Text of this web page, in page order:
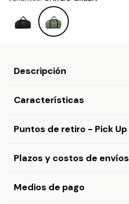
Descripción
Características
Puntos de retiro - Pick Up
Plazos y costos de envíos
Medios de pago